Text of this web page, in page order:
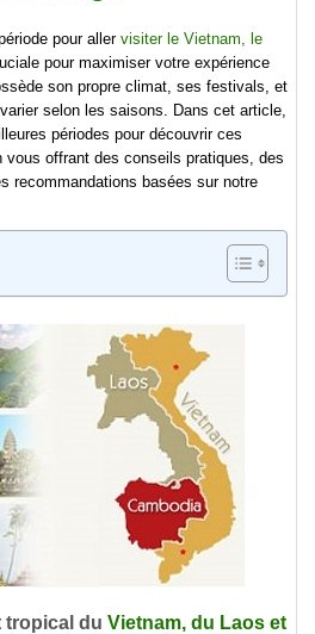
pour aller visiter le Vietnam, le
pour maximiser votre expérience
son propre climat, ses festivals, et
selon les saisons. Dans cet article,
périodes pour découvrir ces
offrant des conseils pratiques, des
recommandations basées sur notre
tropical du Vietnam, du Laos et